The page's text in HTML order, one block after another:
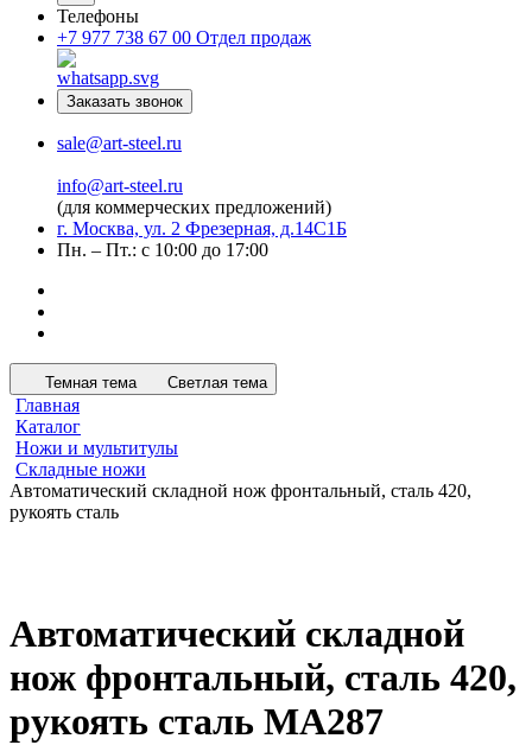
Телефоны
+7 977 738 67 00 Отдел продаж
Заказать звонок
sale@art-steel.ru
info@art-steel.ru
(для коммерческих предложений)
г. Москва, ул. 2 Фрезерная, д.14С1Б
Пн. – Пт.: с 10:00 до 17:00
Темная тема Светлая тема
Главная
Каталог
Ножи и мультитулы
Складные ножи
Автоматический складной нож фронтальный, сталь 420,
рукоять сталь
Автоматический складной
нож фронтальный, сталь 420,
рукоять сталь MA287